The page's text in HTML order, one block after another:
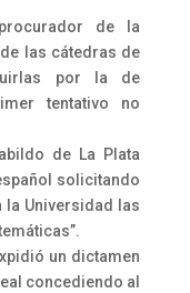
de la
las cátedras de
por la de
tentativo no
de La Plata
solicitando
la Universidad las
un dictamen
concediendo al